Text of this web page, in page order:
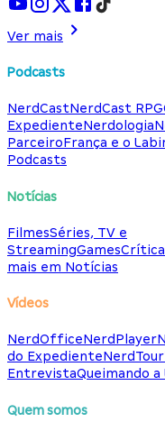
Ver mais
Podcasts
NerdCastNerdCast RPG
ExpedienteNerdologia
ParceiroFrança e o
Podcasts
Notícias
FilmesSéries, TV e
StreamingGames
mais em Notícias
Vídeos
NerdOfficeNerdPlayer
do ExpedienteNerdTour
EntrevistaQueimando a
Quem somos